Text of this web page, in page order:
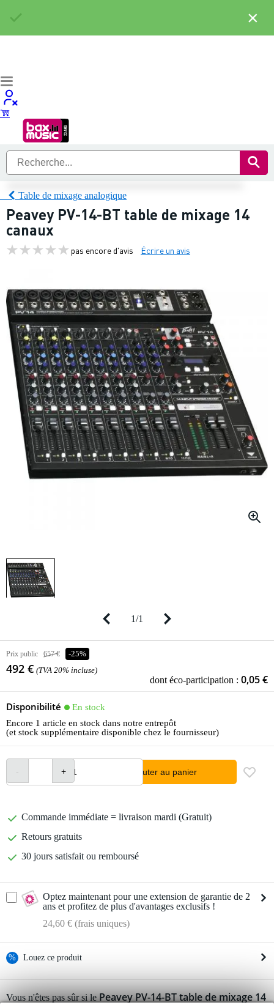
Table de mixage analogique
Peavey PV-14-BT table de mixage 14
canaux
pas encore d'avis Écrire un avis
1/1
Prix public 657 € -25%
492 € (TVA 20% incluse)
dont éco-participation : 0,05 €
Disponibilité
En stock
Encore 1 article en stock dans notre entrepôt
(et stock supplémentaire disponible chez le fournisseur)
Ajouter au panier
Commande immédiate = livraison mardi (Gratuit)
Retours gratuits
30 jours satisfait ou remboursé
Optez maintenant pour une extension de garantie de 2
ans et profitez de plus d'avantages exclusifs !
24,60 € (frais uniques)
% Louez ce produit
Louez ce produit à partir de 35 € par mois
Vous n'êtes pas sûr si lePeavey PV-14-BT table de mixage 14
×